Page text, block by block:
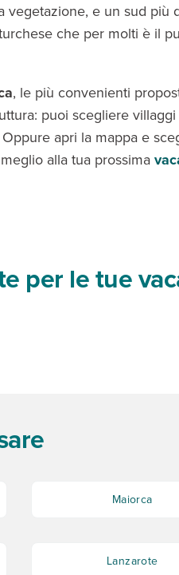
e un sud più
che per molti è il
, le più convenienti
puoi scegliere
apri la mappa e
alla tua prossima
per le tue
Maiorca
Lanzarote